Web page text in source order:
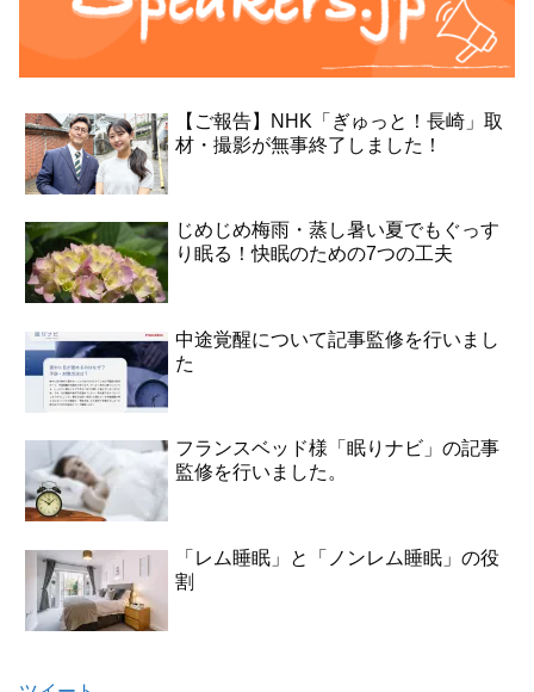
【ご報告】NHK「ぎゅっと！長崎」取
材・撮影が無事終了しました！
じめじめ梅雨・蒸し暑い夏でもぐっす
り眠る！快眠のための7つの工夫
中途覚醒について記事監修を行いまし
た
フランスベッド様「眠りナビ」の記事
監修を行いました。
「レム睡眠」と「ノンレム睡眠」の役
割